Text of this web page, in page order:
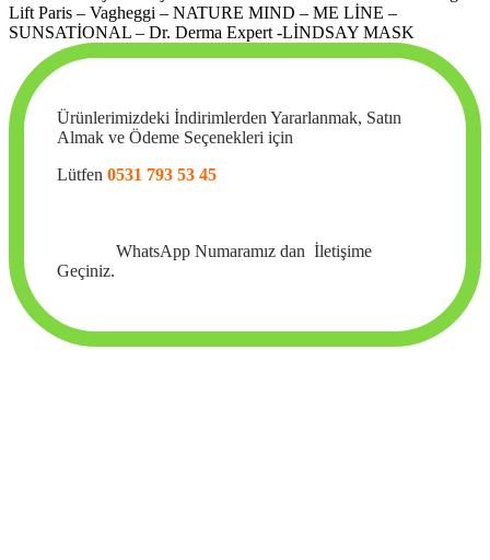
Lift Paris – Vagheggi – NATURE MIND – ME LİNE –
SUNSATİONAL – Dr. Derma Expert -LİNDSAY MASK
Ürünlerimizdeki İndirimlerden Yararlanmak, Satın
Almak ve Ödeme Seçenekleri için
Lütfen 0531 793 53 45
WhatsApp Numaramız dan İletişime
Geçiniz.